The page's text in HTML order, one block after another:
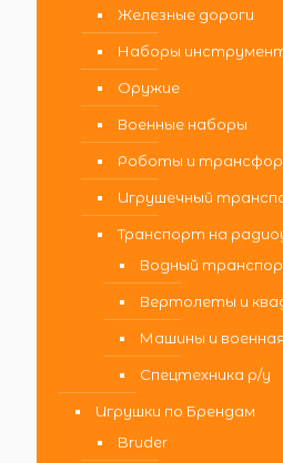
Железные дороги
Наборы
Оружие
Военные наборы
Роботы и
Игрушечный
Транспорт на
Водный
Вертолеты и
Машины и
Спецтехника р/у
Игрушки по Брендам
Bruder